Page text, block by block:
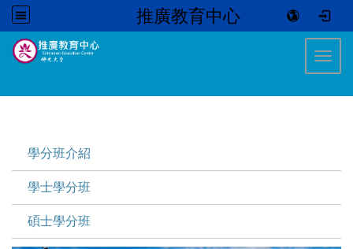
推廣教育中心
學分班介紹
學士學分班
碩士學分班